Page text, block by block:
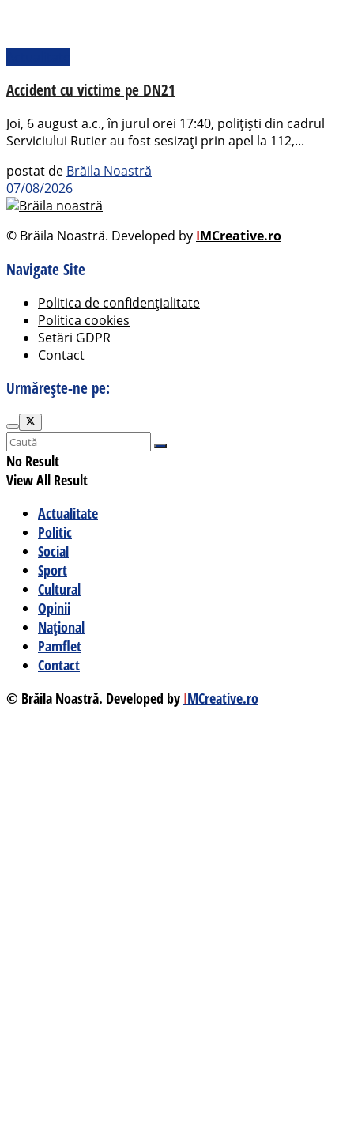
Accident cu victime pe DN21
Joi, 6 august a.c., în jurul orei 17:40, polițiști din cadrul
Serviciului Rutier au fost sesizați prin apel la 112,...
postat de Brăila Noastră
07/08/2026
© Brăila Noastră. Developed by IMCreative.ro
Navigate Site
Politica de confidențialitate
Politica cookies
Setări GDPR
Contact
Urmărește-ne pe:
No Result
View All Result
Actualitate
Politic
Social
Sport
Cultural
Opinii
Național
Pamflet
Contact
© Brăila Noastră. Developed by IMCreative.ro